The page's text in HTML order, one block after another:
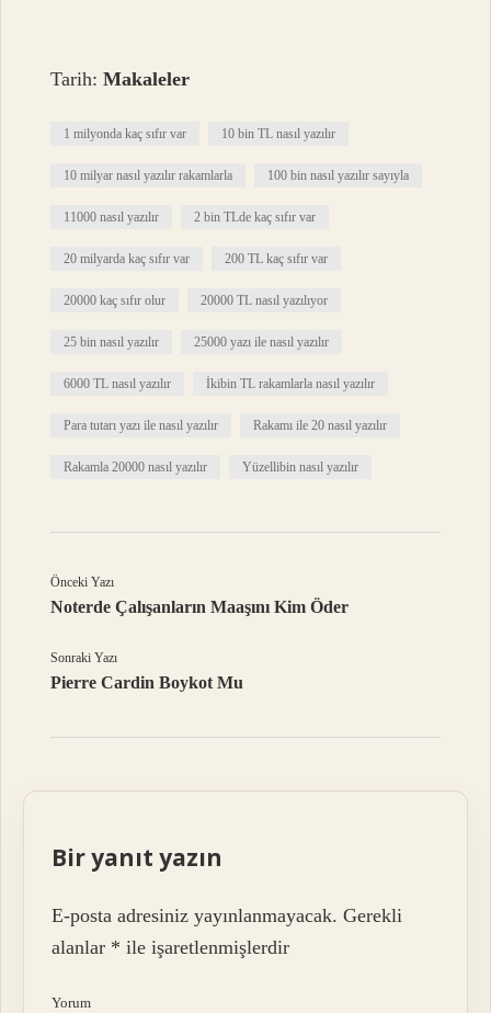
Tarih:Makaleler
1 milyonda kaç sıfır var 10 bin TL nasıl yazılır
10 milyar nasıl yazılır rakamlarla 100 bin nasıl yazılır sayıyla
11000 nasıl yazılır 2 bin TLde kaç sıfır var
20 milyarda kaç sıfır var 200 TL kaç sıfır var
20000 kaç sıfır olur 20000 TL nasıl yazılıyor
25 bin nasıl yazılır 25000 yazı ile nasıl yazılır
6000 TL nasıl yazılır İkibin TL rakamlarla nasıl yazılır
Para tutarı yazı ile nasıl yazılır Rakamı ile 20 nasıl yazılır
Rakamla 20000 nasıl yazılır Yüzellibin nasıl yazılır
Önceki Yazı
Noterde Çalışanların Maaşını Kim Öder
Sonraki Yazı
Pierre Cardin Boykot Mu
Bir yanıt yazın
E-posta adresiniz yayınlanmayacak. Gerekli
alanlar * ile işaretlenmişlerdir
Yorum